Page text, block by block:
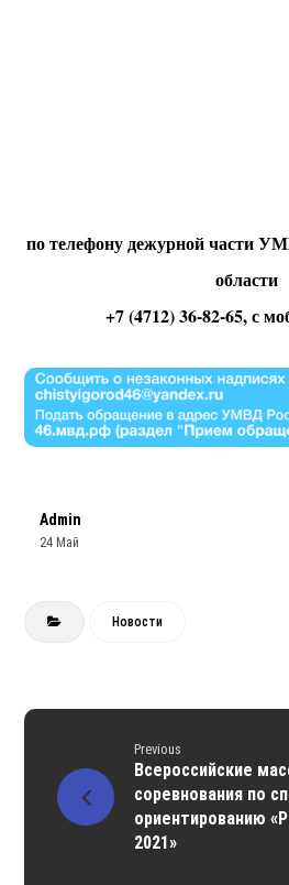
по телефону дежурной части
области
+7 (4712) 36-82-65, с
Admin
24 Май
Новости
Previous
Всероссийские
соревнования по
ориентированию
2021»